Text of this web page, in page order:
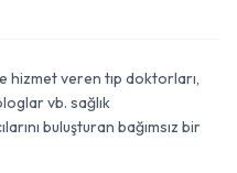
hizmet veren tıp doktorları,
vb. sağlık
buluşturan bağımsız bir